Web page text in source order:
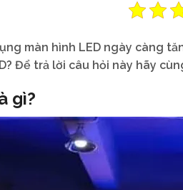
màn hình LED ngày càng
Để trả lời câu hỏi này hãy
gì?